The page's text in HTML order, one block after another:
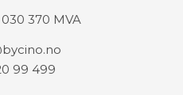
370 MVA
99 499